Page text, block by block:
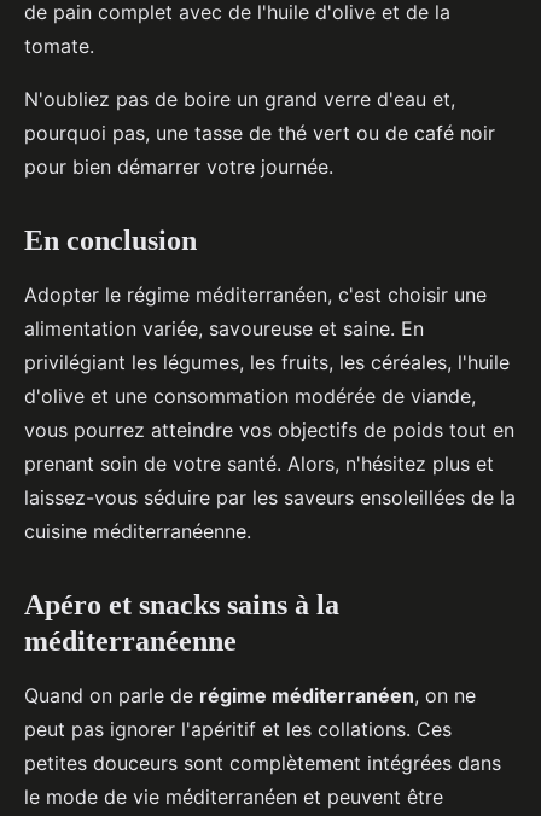
de pain complet avec de l'huile d'olive et de la
tomate.
N'oubliez pas de boire un grand verre d'eau et,
pourquoi pas, une tasse de thé vert ou de café noir
pour bien démarrer votre journée.
En conclusion
Adopter le régime méditerranéen, c'est choisir une
alimentation variée, savoureuse et saine. En
privilégiant les légumes, les fruits, les céréales, l'huile
d'olive et une consommation modérée de viande,
vous pourrez atteindre vos objectifs de poids tout en
prenant soin de votre santé. Alors, n'hésitez plus et
laissez-vous séduire par les saveurs ensoleillées de la
cuisine méditerranéenne.
Apéro et snacks sains à la
méditerranéenne
Quand on parle de régime méditerranéen, on ne
peut pas ignorer l'apéritif et les collations. Ces
petites douceurs sont complètement intégrées dans
le mode de vie méditerranéen et peuvent être